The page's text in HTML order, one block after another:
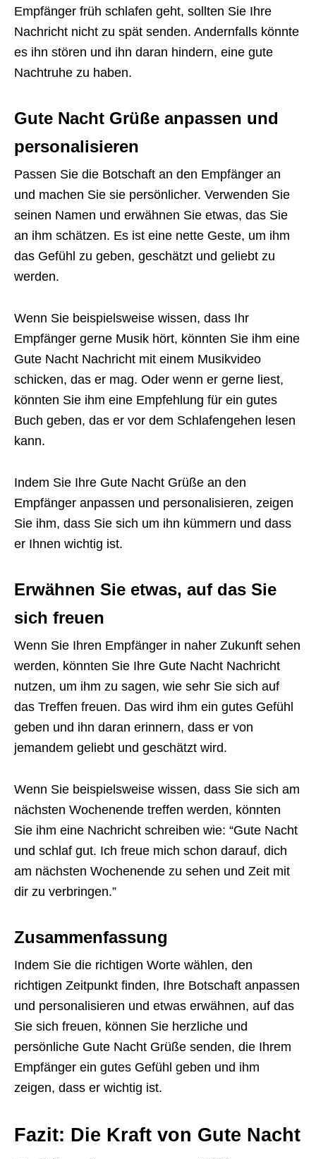
Empfänger früh schlafen geht, sollten Sie Ihre
Nachricht nicht zu spät senden. Andernfalls könnte
es ihn stören und ihn daran hindern, eine gute
Nachtruhe zu haben.
Gute Nacht Grüße anpassen und
personalisieren
Passen Sie die Botschaft an den Empfänger an
und machen Sie sie persönlicher. Verwenden Sie
seinen Namen und erwähnen Sie etwas, das Sie
an ihm schätzen. Es ist eine nette Geste, um ihm
das Gefühl zu geben, geschätzt und geliebt zu
werden.
Wenn Sie beispielsweise wissen, dass Ihr
Empfänger gerne Musik hört, könnten Sie ihm eine
Gute Nacht Nachricht mit einem Musikvideo
schicken, das er mag. Oder wenn er gerne liest,
könnten Sie ihm eine Empfehlung für ein gutes
Buch geben, das er vor dem Schlafengehen lesen
kann.
Indem Sie Ihre Gute Nacht Grüße an den
Empfänger anpassen und personalisieren, zeigen
Sie ihm, dass Sie sich um ihn kümmern und dass
er Ihnen wichtig ist.
Erwähnen Sie etwas, auf das Sie
sich freuen
Wenn Sie Ihren Empfänger in naher Zukunft sehen
werden, könnten Sie Ihre Gute Nacht Nachricht
nutzen, um ihm zu sagen, wie sehr Sie sich auf
das Treffen freuen. Das wird ihm ein gutes Gefühl
geben und ihn daran erinnern, dass er von
jemandem geliebt und geschätzt wird.
Wenn Sie beispielsweise wissen, dass Sie sich am
nächsten Wochenende treffen werden, könnten
Sie ihm eine Nachricht schreiben wie: “Gute Nacht
und schlaf gut. Ich freue mich schon darauf, dich
am nächsten Wochenende zu sehen und Zeit mit
dir zu verbringen.”
Zusammenfassung
Indem Sie die richtigen Worte wählen, den
richtigen Zeitpunkt finden, Ihre Botschaft anpassen
und personalisieren und etwas erwähnen, auf das
Sie sich freuen, können Sie herzliche und
persönliche Gute Nacht Grüße senden, die Ihrem
Empfänger ein gutes Gefühl geben und ihm
zeigen, dass er wichtig ist.
Fazit: Die Kraft von Gute Nacht